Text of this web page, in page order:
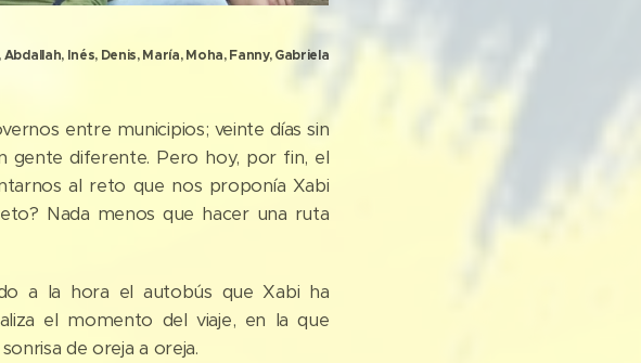
Abdallah, Inés, Denis, María, Moha, Fanny, Gabriela
entre municipios; veinte días sin
gente diferente. Pero hoy, por fin, el
al reto que nos proponía Xabi
Nada menos que hacer una ruta
a la hora el autobús que Xabi ha
el momento del viaje, en la que
de oreja a oreja.